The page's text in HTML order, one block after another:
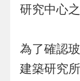
研究中心之
為了確認
建築研究